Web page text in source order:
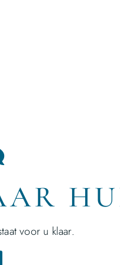
voor u klaar.